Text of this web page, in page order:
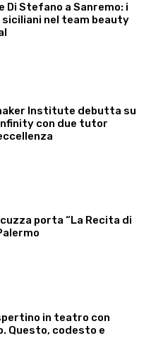
Di Stefano a Sanremo: i
siciliani nel team beauty
Institute debutta su
con due tutor
porta “La Recita di
in teatro con
Questo, codesto e